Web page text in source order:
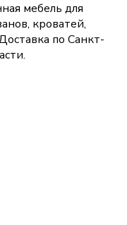
мебель для
кроватей,
по Санкт-